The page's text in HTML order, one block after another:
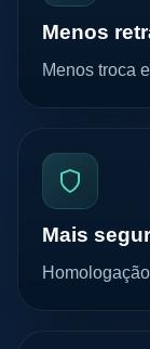
Menos
Menos troca
Mais